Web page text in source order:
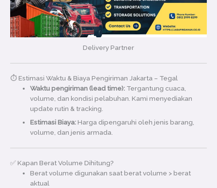
Delivery Partner
⏱ Estimasi Waktu & Biaya Pengiriman Jakarta – Tegal
Waktu pengiriman (lead time): Tergantung cuaca,
volume, dan kondisi pelabuhan. Kami menyediakan
update rutin & tracking.
Estimasi Biaya:Harga dipengaruhi oleh jenis barang,
volume, dan jenis armada.
✅ Kapan Berat Volume Dihitung?
Berat volume digunakan saat berat volume > berat
aktual